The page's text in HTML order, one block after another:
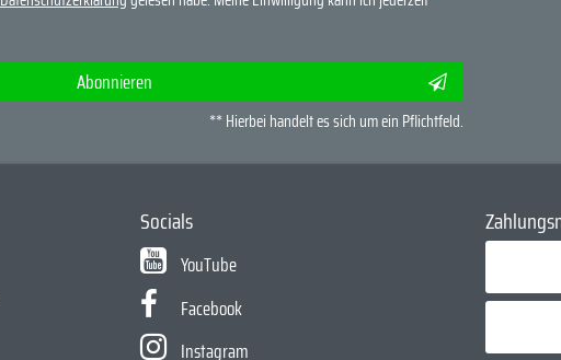
Abonnieren
** Hierbei handelt es sich um ein Pflichtfeld.
Socials
YouTube
Facebook
Instagram